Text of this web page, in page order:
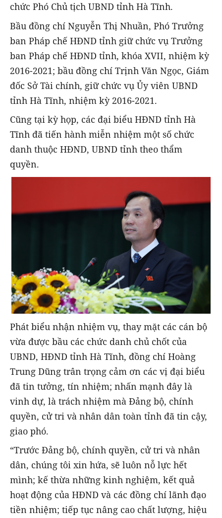
chức Phó Chủ tịch UBND tỉnh Hà Tĩnh.
Bầu đồng chí Nguyễn Thị Nhuần, Phó Trưởng
ban Pháp chế HĐND tỉnh giữ chức vụ Trưởng
ban Pháp chế HĐND tỉnh, khóa XVII, nhiệm kỳ
2016-2021; bầu đồng chí Trịnh Văn Ngọc, Giám
đốc Sở Tài chính, giữ chức vụ Ủy viên UBND
tỉnh Hà Tĩnh, nhiệm kỳ 2016-2021.
Cũng tại kỳ họp, các đại biểu HĐND tỉnh Hà
Tĩnh đã tiến hành miễn nhiệm một số chức
danh thuộc HĐND, UBND tỉnh theo thẩm
quyền.
Phát biểu nhận nhiệm vụ, thay mặt các cán bộ
vừa được bầu các chức danh chủ chốt của
UBND, HĐND tỉnh Hà Tĩnh, đồng chí Hoàng
Trung Dũng trân trọng cảm ơn các vị đại biểu
đã tin tưởng, tín nhiệm; nhấn mạnh đây là
vinh dự, là trách nhiệm mà Đảng bộ, chính
quyền, cử tri và nhân dân toàn tỉnh đã tin cậy,
giao phó.
“Trước Đảng bộ, chính quyền, cử tri và nhân
dân, chúng tôi xin hứa, sẽ luôn nỗ lực hết
mình; kế thừa những kinh nghiệm, kết quả
hoạt động của HĐND và các đồng chí lãnh đạo
tiền nhiệm; tiếp tục nâng cao chất lượng, hiệu